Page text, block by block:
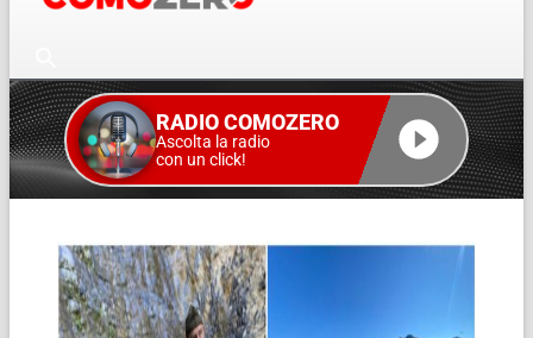
RADIO COMOZERO
Ascolta la radio
con un click!